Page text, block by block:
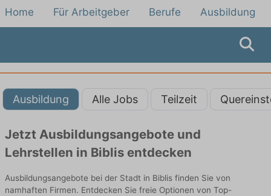
Home Für Arbeitgeber Berufe Ausbildung
Ausbildung Alle Jobs Teilzeit
Jetzt Ausbildungsangebote und
Lehrstellen in Biblis entdecken
Ausbildungsangebote bei der Stadt in Biblis finden Sie von
namhaften Firmen. Entdecken Sie freie Optionen von Top-